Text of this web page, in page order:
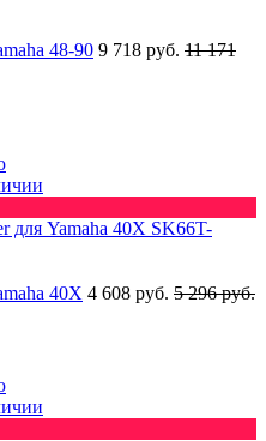
48-90 9 718 руб. 11 171
40X 4 608 руб. 5 296 руб.